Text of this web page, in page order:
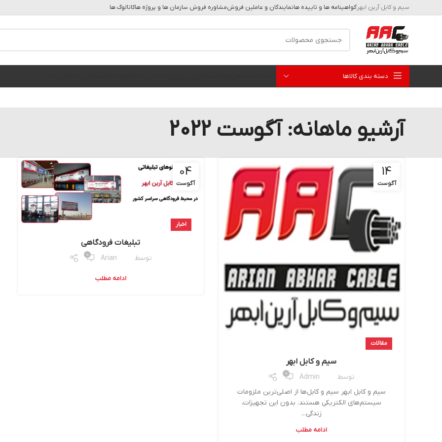
سیم و کابل آرین ابهر گواهینامه ها و تاییده هانمایندگان و عاملین فروشمشاوره فروش سازمان ها و پروژه هاکاتالوگ ها
دسته بندی کالاها
آرشیو ماهانه: آگوست 2022
14
آگوست
مقالات
سیم و کابل ابهر
توسط Admin
0
سیم و کابل ابهر سیم و کابل‌ها از اصلی‌ترین ملزومات
سیستم‌های الکتریکی هستند. بدون این تجهیزات،
زندگی...
ادامه مطلب
04
آگوست
اخبار
تبلیغات فرودگاهی
توسط Arian
0
ادامه مطلب